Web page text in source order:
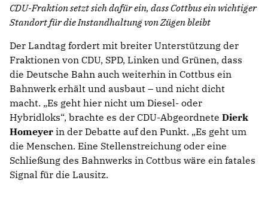
CDU-Fraktion setzt sich dafür ein, dass Cottbus ein wichtiger
Standort für die Instandhaltung von Zügen bleibt
Der Landtag fordert mit breiter Unterstützung der
Fraktionen von CDU, SPD, Linken und Grünen, dass
die Deutsche Bahn auch weiterhin in Cottbus ein
Bahnwerk erhält und ausbaut – und nicht dicht
macht. „Es geht hier nicht um Diesel- oder
Hybridloks“, brachte es der CDU-Abgeordnete Dierk
Homeyer in der Debatte auf den Punkt. „Es geht um
die Menschen. Eine Stellenstreichung oder eine
Schließung des Bahnwerks in Cottbus wäre ein fatales
Signal für die Lausitz.